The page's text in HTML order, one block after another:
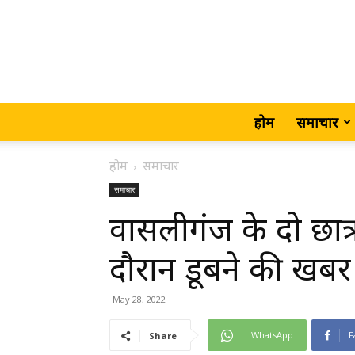
होम समाचार
होम समाचार
समाचार
वासलीगंज के दो
दौरान डूबने की खबर
May 28, 2022
Share WhatsApp